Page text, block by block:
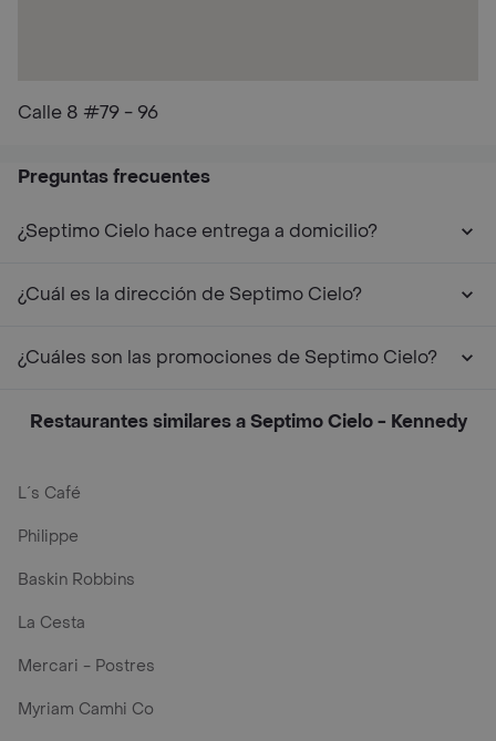
Calle 8 #79 - 96
Preguntas frecuentes
¿Septimo Cielo hace entrega a domicilio?
¿Cuál es la dirección de Septimo Cielo?
¿Cuáles son las promociones de Septimo Cielo?
Restaurantes similares a Septimo Cielo - Kennedy
L´s Café
Philippe
Baskin Robbins
La Cesta
Mercari - Postres
Myriam Camhi Co